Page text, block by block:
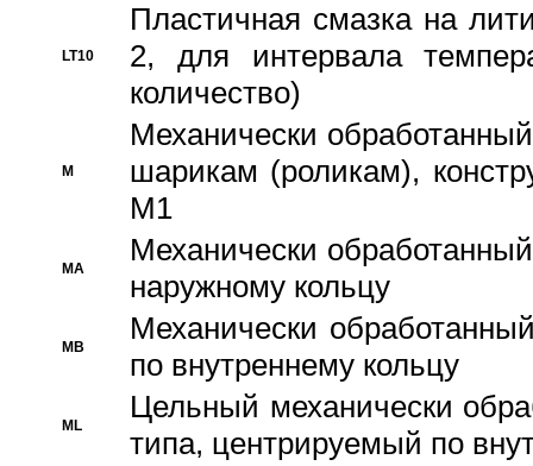
LT10
Пластичная смазка на
2, для интервала
количество)
M
Механически
шарикам (роликам),
M1
MA
Механически
наружному кольцу
MB
Механически
по внутреннему кольцу
ML
Цельный механически
типа, центрируемый по